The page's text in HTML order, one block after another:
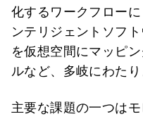
化するワークフロー
ンテリジェントソフ
を仮想空間にマッピ
ルなど、多岐にわたり
主要な課題の一つは